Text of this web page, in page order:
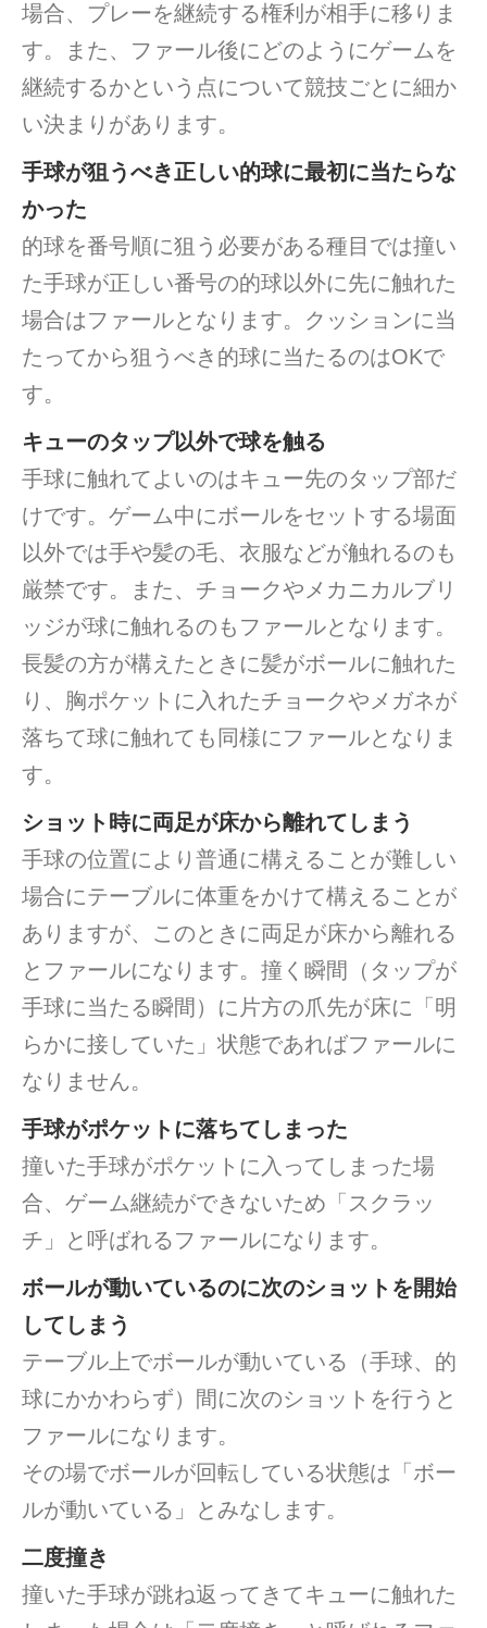
場合、プレーを継続する権利が相手に移りま
す。また、ファール後にどのようにゲームを
継続するかという点について競技ごとに細か
い決まりがあります。
手球が狙うべき正しい的球に最初に当たらな
かった
的球を番号順に狙う必要がある種目では撞い
た手球が正しい番号の的球以外に先に触れた
場合はファールとなります。クッションに当
たってから狙うべき的球に当たるのはOKで
す。
キューのタップ以外で球を触る
手球に触れてよいのはキュー先のタップ部だ
けです。ゲーム中にボールをセットする場面
以外では手や髪の毛、衣服などが触れるのも
厳禁です。また、チョークやメカニカルブリ
ッジが球に触れるのもファールとなります。
長髪の方が構えたときに髪がボールに触れた
り、胸ポケットに入れたチョークやメガネが
落ちて球に触れても同様にファールとなりま
す。
ショット時に両足が床から離れてしまう
手球の位置により普通に構えることが難しい
場合にテーブルに体重をかけて構えることが
ありますが、このときに両足が床から離れる
とファールになります。撞く瞬間（タップが
手球に当たる瞬間）に片方の爪先が床に「明
らかに接していた」状態であればファールに
なりません。
手球がポケットに落ちてしまった
撞いた手球がポケットに入ってしまった場
合、ゲーム継続ができないため「スクラッ
チ」と呼ばれるファールになります。
ボールが動いているのに次のショットを開始
してしまう
テーブル上でボールが動いている（手球、的
球にかかわらず）間に次のショットを行うと
ファールになります。
その場でボールが回転している状態は「ボー
ルが動いている」とみなします。
二度撞き
撞いた手球が跳ね返ってきてキューに触れた